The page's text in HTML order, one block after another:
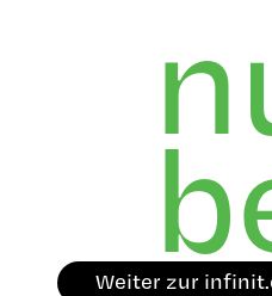
Weiter zur